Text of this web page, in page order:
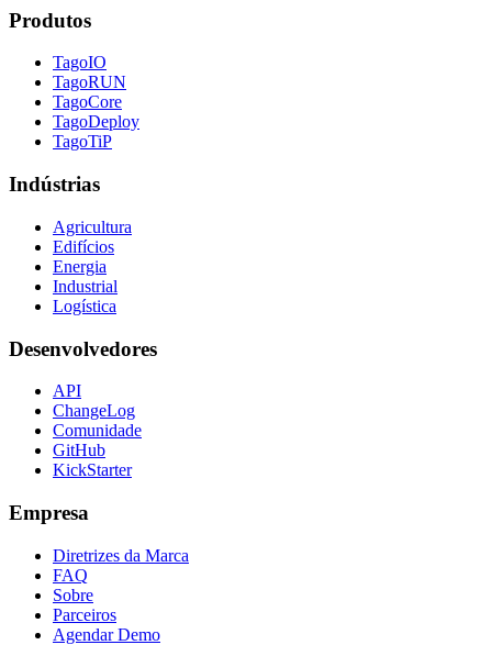
Produtos
TagoIO
TagoRUN
TagoCore
TagoDeploy
TagoTiP
Indústrias
Agricultura
Edifícios
Energia
Industrial
Logística
Desenvolvedores
API
ChangeLog
Comunidade
GitHub
KickStarter
Empresa
Diretrizes da Marca
FAQ
Sobre
Parceiros
Agendar Demo